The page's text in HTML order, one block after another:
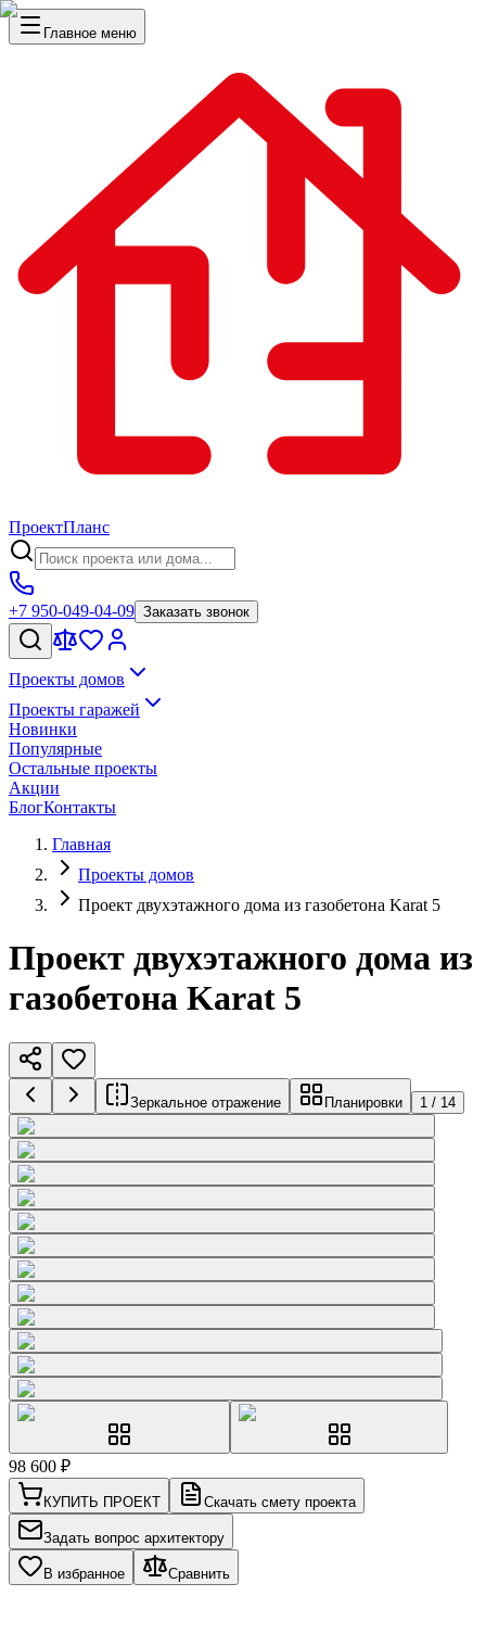
Главное меню
ПроектПланс
+7 950-049-04-09 Заказать звонок
Проекты домов
Проекты гаражей
Новинки
Популярные
Остальные проекты
Акции
БлогКонтакты
Главная
Проекты домов
Проект двухэтажного дома из газобетона Karat 5
Проект двухэтажного дома из
газобетона Karat 5
Зеркальное отражение Планировки 1 / 14
98 600 ₽
КУПИТЬ ПРОЕКТ Скачать смету проекта
Задать вопрос архитектору
В избранное Сравнить